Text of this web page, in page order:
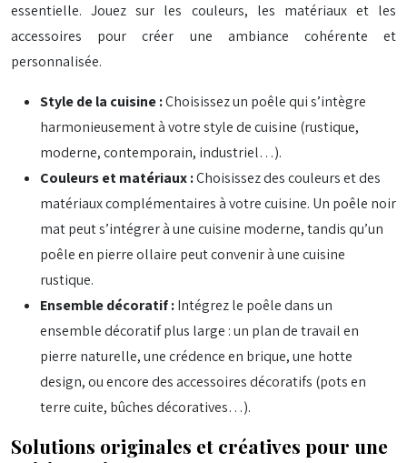
essentielle. Jouez sur les couleurs, les matériaux et les
accessoires pour créer une ambiance cohérente et
personnalisée.
Style de la cuisine :Choisissez un poêle qui s’intègre
harmonieusement à votre style de cuisine (rustique,
moderne, contemporain, industriel…).
Couleurs et matériaux :Choisissez des couleurs et des
matériaux complémentaires à votre cuisine. Un poêle noir
mat peut s’intégrer à une cuisine moderne, tandis qu’un
poêle en pierre ollaire peut convenir à une cuisine
rustique.
Ensemble décoratif :Intégrez le poêle dans un
ensemble décoratif plus large : un plan de travail en
pierre naturelle, une crédence en brique, une hotte
design, ou encore des accessoires décoratifs (pots en
terre cuite, bûches décoratives…).
Solutions originales et créatives pour une